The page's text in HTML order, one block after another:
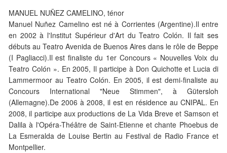
MANUEL NUÑEZ CAMELINO, ténor
Manuel Nuñez Camelino est né à Corrientes (Argentine).Il entre
en 2002 à l'Institut Supérieur d'Art du Teatro Colón. Il fait ses
débuts au Teatro Avenida de Buenos Aires dans le rôle de Beppe
(I Pagliacci).Il est finaliste du 1er Concours « Nouvelles Voix du
Teatro Colón ». En 2005, Il participe à Don Quichotte et Lucia di
Lammermoor au Teatro Colón. En 2005, il est demi-finaliste au
Concours International "Neue Stimmen", à Gütersloh
(Allemagne).De 2006 à 2008, il est en résidence au CNIPAL. En
2008, il participe aux productions de La Vida Breve et Samson et
Dalila à l'Opéra-Théâtre de Saint-Etienne et chante Phoebus de
La Esmeralda de Louise Bertin au Festival de Radio France et
Montpellier.